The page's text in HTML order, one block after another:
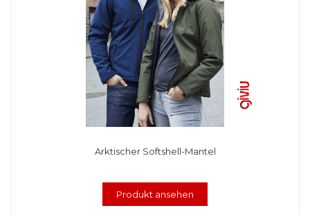
Arktischer Softshell-Mantel
Produkt ansehen